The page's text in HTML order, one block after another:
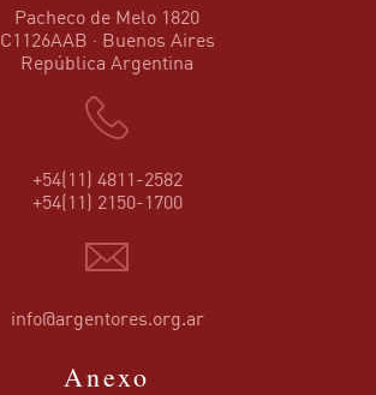
Pacheco de Melo 1820
C1126AAB · Buenos Aires
República Argentina
+54(11) 4811-2582
+54(11) 2150-1700
info@argentores.org.ar
Anexo